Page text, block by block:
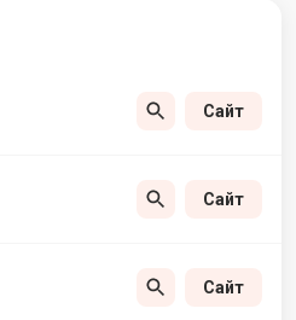
Сайт
Сайт
Сайт